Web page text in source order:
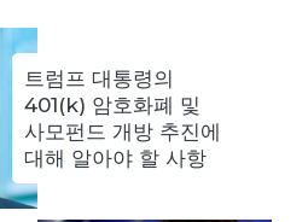
트럼프 대통령의
401(k) 암호화폐 및
사모펀드 개방 추진에
대해 알아야 할 사항